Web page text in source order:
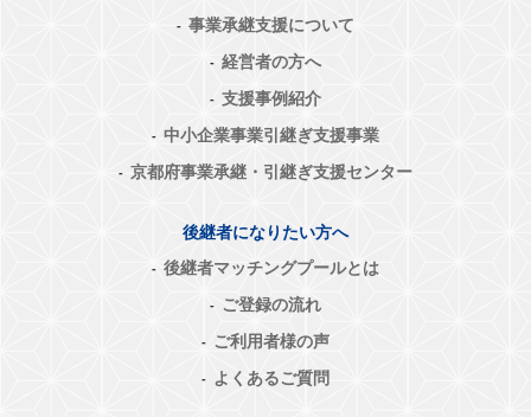
事業承継支援について
経営者の方へ
支援事例紹介
中小企業事業引継ぎ支援事業
京都府事業承継・引継ぎ支援センター
後継者になりたい方へ
後継者マッチングプールとは
ご登録の流れ
ご利用者様の声
よくあるご質問